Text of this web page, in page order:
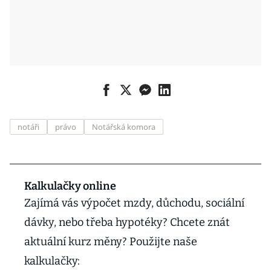
notáři právo Notářská komora
Kalkulačky online
Zajímá vás výpočet mzdy, důchodu, sociální
dávky, nebo třeba hypotéky? Chcete znát
aktuální kurz měny? Použijte naše
kalkulačky: